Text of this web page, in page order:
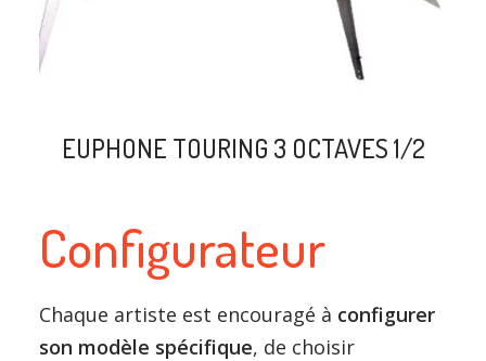
EUPHONE TOURING 3 OCTAVES 1/2
Configurateur
Chaque artiste est encouragé à configurer
son modèle spécifique, de choisir